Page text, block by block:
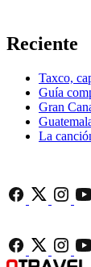
Reciente
Taxco,
Guía
Gran
La